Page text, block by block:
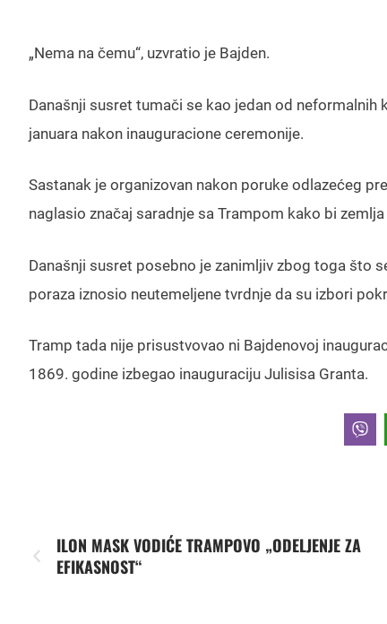
„Nema na čemu“, uzvratio je Bajden.
Današnji susret tumači se kao jedan od
januara nakon inauguracione ceremonije.
Sastanak je organizovan nakon poruke odlazećeg
naglasio značaj saradnje sa Trampom kako bi
Današnji susret posebno je zanimljiv zbog toga što
poraza iznosio neutemeljene tvrdnje da su izbori
Tramp tada nije prisustvovao ni Bajdenovoj
1869. godine izbegao inauguraciju Julisisa Granta.
ILON MASK VODIĆE TRAMPOVO „ODELJENJE ZA
EFIKASNOST“